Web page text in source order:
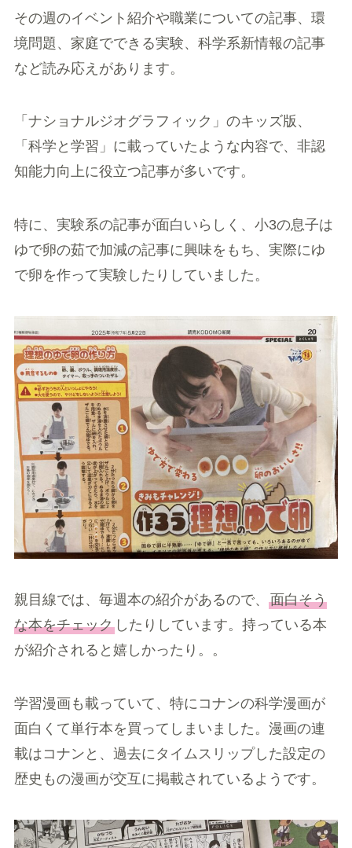
その週のイベント紹介や職業についての記事、環
境問題、家庭でできる実験、科学系新情報の記事
など読み応えがあります。
「ナショナルジオグラフィック」のキッズ版、
「科学と学習」に載っていたような内容で、非認
知能力向上に役立つ記事が多いです。
特に、実験系の記事が面白いらしく、小3の息子は
ゆで卵の茹で加減の記事に興味をもち、実際にゆ
で卵を作って実験したりしていました。
親目線では、毎週本の紹介があるので、 面白そう
な本をチェックしたりしています。持っている本
が紹介されると嬉しかったり。。
学習漫画も載っていて、特にコナンの科学漫画が
面白くて単行本を買ってしまいました。漫画の連
載はコナンと、過去にタイムスリップした設定の
歴史もの漫画が交互に掲載されているようです。